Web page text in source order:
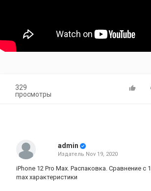
329
просмотры
admin
Издатель Nov 19, 2020
iPhone 12 Pro Max. Распаковка. Сравнение с
max характеристики